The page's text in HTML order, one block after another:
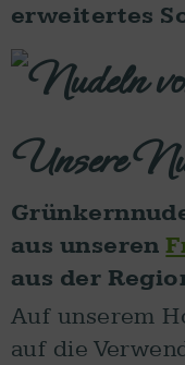
erweitertes
Unsere
aus unseren
aus der
Auf unserem
auf die